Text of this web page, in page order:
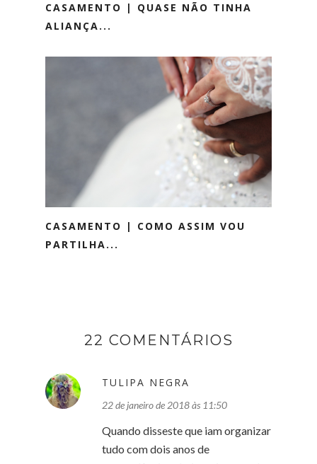
CASAMENTO | QUASE NÃO TINHA
ALIANÇA...
CASAMENTO | COMO ASSIM VOU
PARTILHA...
22 COMENTÁRIOS
TULIPA NEGRA
22 de janeiro de 2018 às 11:50
Quando disseste que iam organizar
tudo com dois anos de